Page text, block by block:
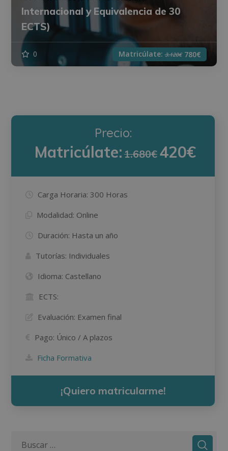
Internacional y Equivalencia de 30
ECTS)
0 Matricúlate:3.120€ 780€
Precio:
Matricúlate:1.680€ 420€
Carga Horaria: 300 Horas
Modalidad: Online
Duración: Hasta un año
Tutorías: Individuales
Idioma: Castellano
ECTS:
Evaluación: Examen final
Pago: Único / A plazos
Ficha Formativa
¡Quiero matricularme!